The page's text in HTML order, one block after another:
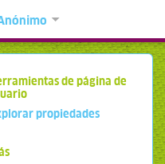
de página de
propiedades